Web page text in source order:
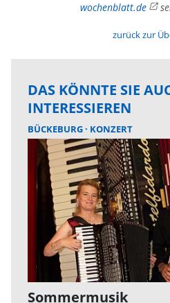
wochenblatt.de
zurück zur
DAS KÖNNTE SIE
INTERESSIEREN
BÜCKEBURG KONZERT
Sommermusik